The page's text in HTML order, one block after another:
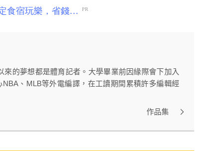
的夢想都是體育記者。大學畢業前因緣際會下加入
、MLB等外電編譯，在工讀期間累積許多編輯經
作品集